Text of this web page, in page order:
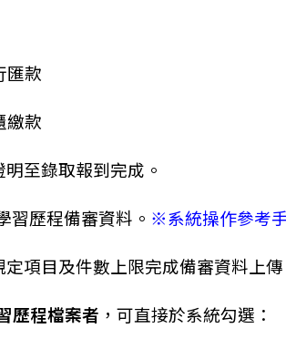
匯款
繳款
至錄取報到完成。
習歷程備審資料。 ※系統操作參考
項目及件數上限完成備審資料上傳
歷程檔案者 ， 可直接於系統勾選：